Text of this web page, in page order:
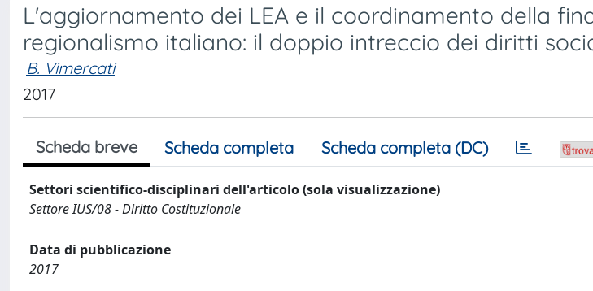
L'aggiornamento dei LEA e il coordinamento della
regionalismo italiano: il doppio intreccio dei diritti
B. Vimercati
2017
Scheda breve Scheda completa Scheda completa (DC)
Settori scientifico-disciplinari dell'articolo (sola visualizzazione)
Settore IUS/08 - Diritto Costituzionale
Data di pubblicazione
2017